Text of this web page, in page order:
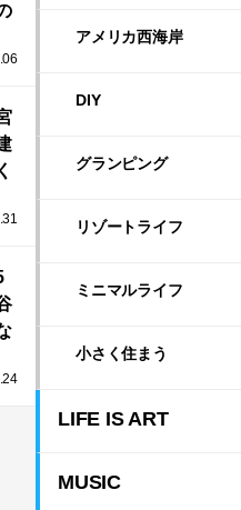
アメリカ西海岸
DIY
グランピング
リゾートライフ
ミニマルライフ
小さく住まう
LIFE IS ART
MUSIC